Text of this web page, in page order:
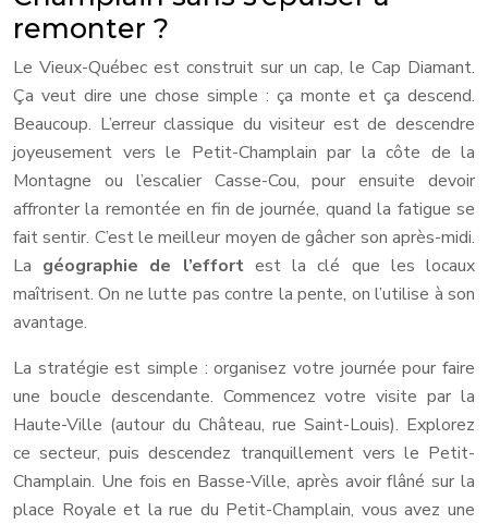
remonter ?
Le Vieux-Québec est construit sur un cap, le Cap Diamant.
Ça veut dire une chose simple : ça monte et ça descend.
Beaucoup. L’erreur classique du visiteur est de descendre
joyeusement vers le Petit-Champlain par la côte de la
Montagne ou l’escalier Casse-Cou, pour ensuite devoir
affronter la remontée en fin de journée, quand la fatigue se
fait sentir. C’est le meilleur moyen de gâcher son après-midi.
La géographie de l’effortest la clé que les locaux
maîtrisent. On ne lutte pas contre la pente, on l’utilise à son
avantage.
La stratégie est simple : organisez votre journée pour faire
une boucle descendante. Commencez votre visite par la
Haute-Ville (autour du Château, rue Saint-Louis). Explorez
ce secteur, puis descendez tranquillement vers le Petit-
Champlain. Une fois en Basse-Ville, après avoir flâné sur la
place Royale et la rue du Petit-Champlain, vous avez une